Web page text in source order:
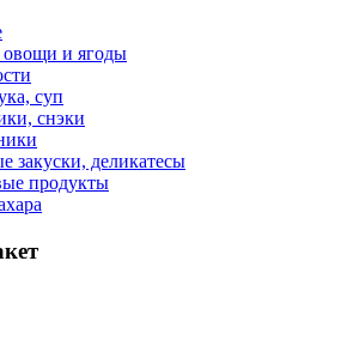
и ягоды
суп
снэки
закуски, деликатесы
продукты